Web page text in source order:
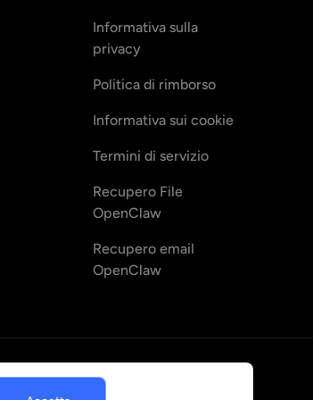
Informativa sulla
privacy
Politica di rimborso
Informativa sui cookie
Termini di servizio
Recupero File
OpenClaw
Recupero email
OpenClaw